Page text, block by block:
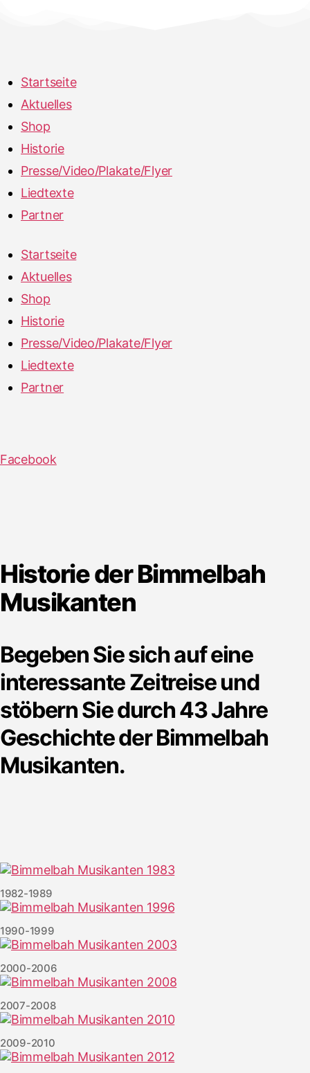
Startseite
Aktuelles
Shop
Historie
Presse/Video/Plakate/Flyer
Liedtexte
Partner
Startseite
Aktuelles
Shop
Historie
Presse/Video/Plakate/Flyer
Liedtexte
Partner
Facebook
Historie der Bimmelbah
Musikanten
Begeben Sie sich auf eine
interessante Zeitreise und
stöbern Sie durch 43 Jahre
Geschichte der Bimmelbah
Musikanten.
1982-1989
1990-1999
2000-2006
2007-2008
2009-2010